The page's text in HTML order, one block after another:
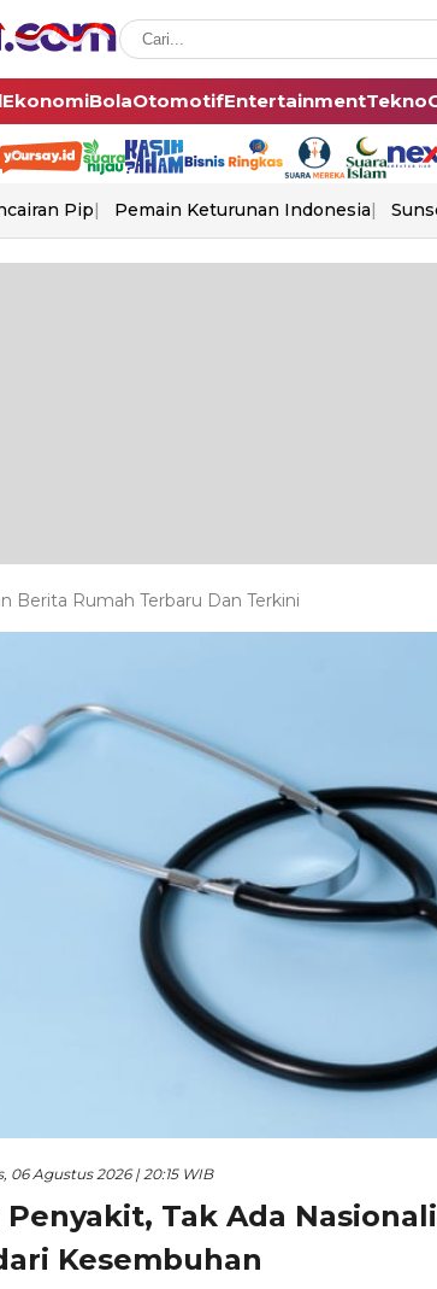
EkonomiBolaOtomotifEntertainmentTekno
Pip Pemain Keturunan Indonesia
Berita Rumah Terbaru Dan Terkini
06 Agustus 2026 | 20:15 WIB
Penyakit, Tak Ada
Kesembuhan